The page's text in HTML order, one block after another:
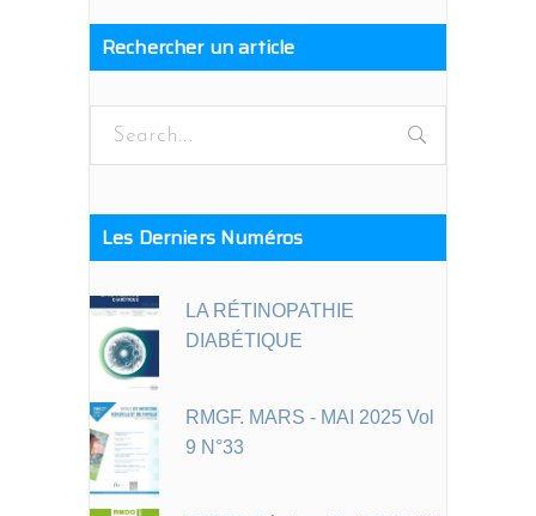
Rechercher un article
Search
Les Derniers Numéros
LA RÉTINOPATHIE
DIABÉTIQUE
RMGF. MARS - MAI 2025 Vol
9 N°33